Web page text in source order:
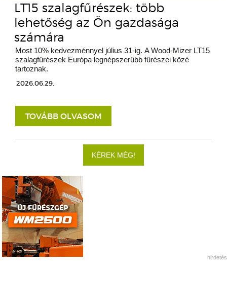
LT15 szalagfűrészek: több
lehetőség az Ön gazdasága
számára
Most 10% kedvezménnyel július 31-ig. A Wood-Mizer LT15
szalagfűrészek Európa legnépszerűbb fűrészei közé
tartoznak.
2026.06.29.
TOVÁBB OLVASOM
KÉREK MÉG!
hirdetés